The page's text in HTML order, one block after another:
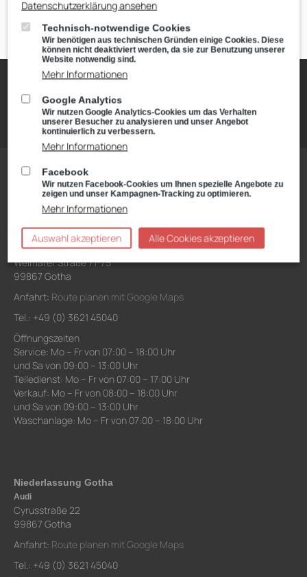
Automarken>SEAT>Ansprechpartner
Unternehmen
Notdienst
Impressum Datenschutz Rechtliches
KONTAKT & ÖFFNUNGSZEITEN
Stammsitz
VW, Škoda Service, VW Nutzfahrzeuge
Weimarer Straße 71-75
99867 Gotha
Anfahrt: Route planen mit Google Maps
Tel.: +49 (0) 3621 45040
Öffnungszeiten
Service: Mo – Fr von 07:00 – 18:00 Uhr
und Sa von 09:00 – 13:00 Uhr
Teiledienst: Mo – Fr von 07:00 – 17:00 Uhr
Verkauf: Mo – Fr von 08:00 – 18:00 Uhr
und Sa von 09:00 – 13:00 Uhr
Waschanlage: Mo – Fr von 07:00 – 18:00 Uhr
Niederlassung Gotha
Audi
Cyrusstraße 22
99867 Gotha
Anfahrt: Route planen mit Google Maps
Tel.: +49 (0) 3621 45040
Datenschutzerklärung ansehen
Technisch-notwendige Cookies
Wir benötigen aus technischen Gründen einige Cookies. Diese
können nicht deaktiviert werden, da sie zur Benutzung unserer
Website notwendig sind.
Mehr Informationen
Google Analytics
Wir nutzen Google Analytics-Cookies um das Verhalten
unserer Besucher zu analysieren und unser Angebot
kontinuierlich zu verbessern.
Mehr Informationen
Facebook
Wir nutzen Facebook-Cookies um Ihnen spezielle Angebote zu
zeigen und unser Kampagnen-Tracking zu optimieren.
Mehr Informationen
Auswahl akzeptieren Alle Cookies akzeptieren